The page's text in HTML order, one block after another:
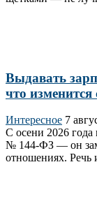
Выдавать
что изменится
Интересное 7
С осени 2026 года
№ 144‑ФЗ — он
отношениях. Речь